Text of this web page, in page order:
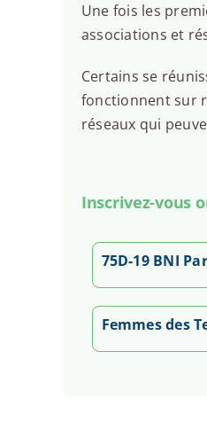
jeudi 24 septembre
Action'elles
De 18h30 à 21h30
Afterwork
Paris
Forum des
De 18h30 à 21h30
Une fois les
associations et
Certains se
fonctionnent sur
réseaux qui
Inscrivez-vous
75D-19 BNI
Femmes des